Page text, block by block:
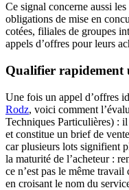
Ce signal concerne aussi
obligations de mise en
cotées, filiales de groupes
appels d’offres pour leurs
Qualifier rapidement
Une fois un appel d’offres
Rodz, voici comment
Techniques Particulières) :
et constitue un brief de
car plusieurs lots signifient
la maturité de l’acheteur :
ce n’est pas le même
en croisant le nom du